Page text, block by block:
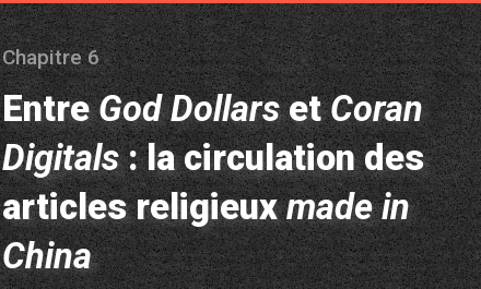
Chapitre 6
EntreGod DollarsetCoran
Digitals: la circulation des
articles religieuxmade in
China